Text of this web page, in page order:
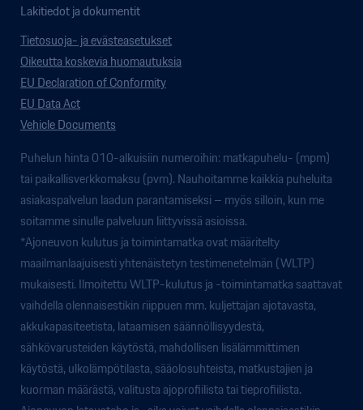
Lakitiedot ja dokumentit
Tietosuoja- ja evästeasetukset
Oikeutta koskevia huomautuksia
EU Declaration of Conformity
EU Data Act
Vehicle Documents
Puhelun hinta 010-alkuisiin numeroihin: matkapuhelu- (mpm)
tai paikallisverkkomaksu (pvm). Nauhoitamme kaikkia puheluita
asiakaspalvelun laadun parantamiseksi – myös silloin, kun me
soitamme sinulle palveluun liittyvissä asioissa.
*Ajoneuvon kulutus ja toimintamatka ovat määritelty
maailmanlaajuisesti yhtenäistetyn testimenetelmän (WLTP)
mukaisesti. Ilmoitettu WLTP-kulutus ja -toimintamatka saattavat
vaihdella olennaisestikin riippuen mm. kuljettajan ajotavasta,
akkukapasiteetista, lataamisen säännöllisyydestä,
sähkövarusteiden käytöstä, mahdollisen lisälämmittimen
käytöstä, ulkolämpötilasta, sääolosuhteista, matkustajien ja
kuorman määrästä, valitusta ajoprofiilista tai tieprofiilista.